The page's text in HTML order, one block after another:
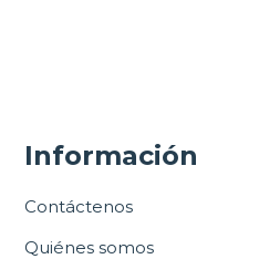
Información
Contáctenos
Quiénes somos